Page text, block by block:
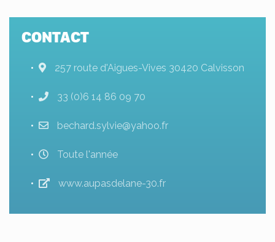
CONTACT
257 route d'Aigues-Vives 30420 Calvisson
33 (0)6 14 86 09 70
bechard.sylvie@yahoo.fr
Toute l'année
www.aupasdelane-30.fr